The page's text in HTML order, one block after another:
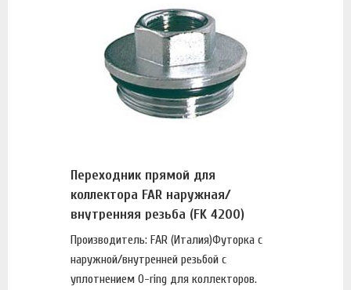
Переходник прямой для
коллектора FAR наружная/
внутренняя резьба (FK 4200)
Производитель: FAR (Италия)Футорка с
наружной/внутренней резьбой с
уплотнением O-ring для коллекторов.